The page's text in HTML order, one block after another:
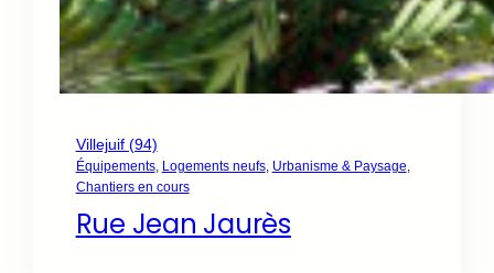
Villejuif (94)
Équipements, Logements neufs, Urbanisme & Paysage ,
Chantiers en cours
Rue Jean Jaurès